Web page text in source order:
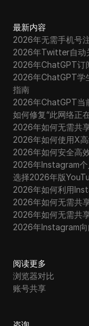
最新内容
2026年无需手机号
2026年Twitter自动
2026年ChatGPT订
2026年ChatGPT学
指南
2026年ChatGPT当
如何修复“此网络正
2026年如何无需共
2026年如何使用X
2026年如何安全高
2026年Instagram
选择2026年版
2026年如何利用
2026年如何无需共
2026年如何无需共
2026年Instagram向
阅读更多
浏览器对比
账号共享